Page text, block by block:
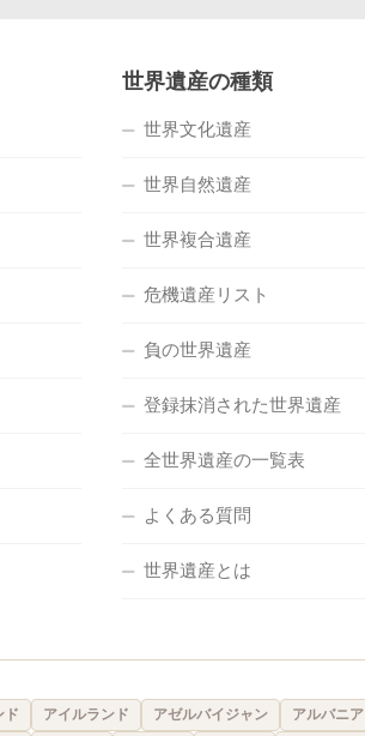
世界遺産の種類
世界文化遺産
世界自然遺産
世界複合遺産
危機遺産リスト
負の世界遺産
登録抹消された世界遺産
全世界遺産の一覧表
よくある質問
世界遺産とは
ド アイルランド アゼルバイジャン アルバニア